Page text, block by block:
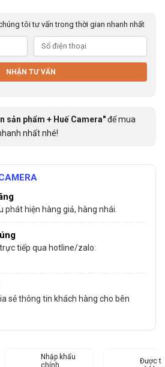
tôi tư vấn trong thời gian nhanh nhất
NHẬN TƯ VẤN
sản phẩm + Huế Camera"để mua
nhất nhé!
phát hiện hàng giả, hàng nhái.
tiếp qua hotline/zalo:
sẻ thông tin khách hàng cho bên
Nhập khẩu
chính
Được